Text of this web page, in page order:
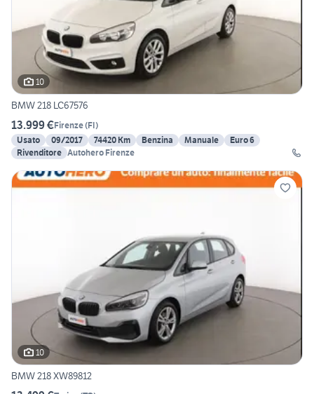
10
BMW 218 LC67576
13.999 €Firenze(FI)
Usato
09/2017 74420 Km Benzina Manuale
Euro 6
Rivenditore Autohero Firenze
10
BMW 218 XW89812